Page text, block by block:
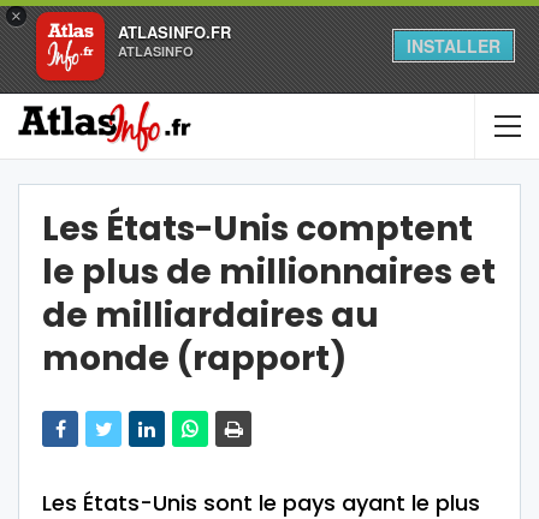
×
ATLASINFO.FR
ATLASINFO INSTALLER
Les États-Unis comptent
le plus de millionnaires et
de milliardaires au
monde (rapport)
Les États-Unis sont le pays ayant le plus